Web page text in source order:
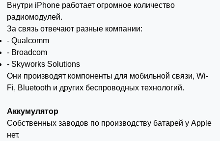
Внутри iPhone работает огромное количество
радиомодулей.
За связь отвечают разные компании:
- Qualcomm
- Broadcom
- Skyworks Solutions
Они производят компоненты для мобильной связи, Wi-
Fi, Bluetooth и других беспроводных технологий.
Аккумулятор
Собственных заводов по производству батарей у Apple
нет.